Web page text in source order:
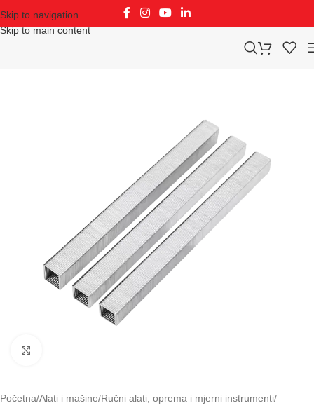
Skip to navigation
Skip to main content
Početna/Alati i mašine/Ručni alati, oprema i mjerni instrumenti/